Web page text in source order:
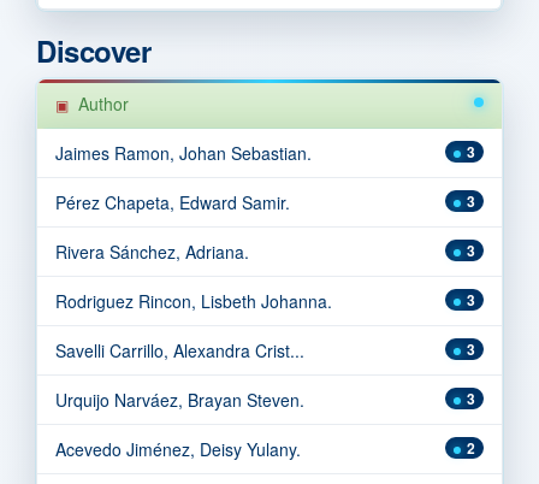
Discover
Author
3
Jaimes Ramon, Johan Sebastian.
3
Pérez Chapeta, Edward Samir.
3
Rivera Sánchez, Adriana.
3
Rodriguez Rincon, Lisbeth Johanna.
3
Savelli Carrillo, Alexandra Crist...
3
Urquijo Narváez, Brayan Steven.
2
Acevedo Jiménez, Deisy Yulany.